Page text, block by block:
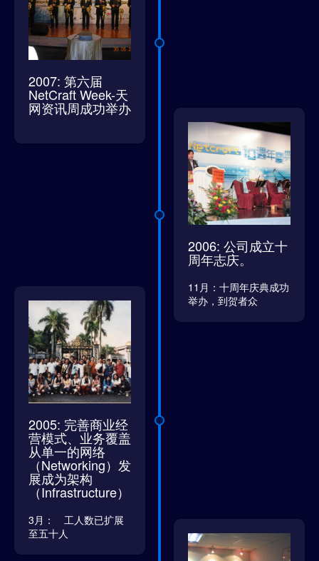
2007: 第六届
NetCraft Week-天
网资讯周成功举办
2006: 公司成立十
周年志庆。
11月：十周年庆典成功
举办，到贺者众
2005: 完善商业经
营模式、业务覆盖
从单一的网络
（Networking）发
展成为架构
（Infrastructure）
3月： 工人数已扩展
至五十人